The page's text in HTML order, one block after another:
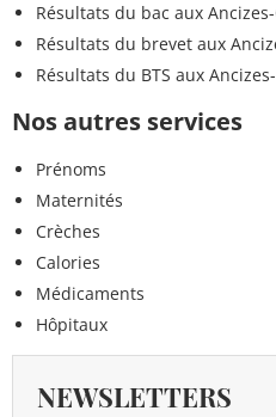
Résultats du bac aux
Résultats du brevet aux
Résultats du BTS aux
Nos autres services
Prénoms
Maternités
Crèches
Calories
Médicaments
Hôpitaux
NEWSLETTERS